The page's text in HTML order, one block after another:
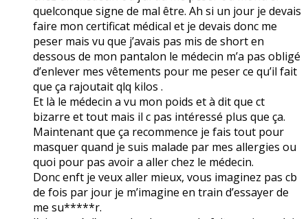
quelconque signe de mal être. Ah si un jour je devais
faire mon certificat médical et je devais donc me
peser mais vu que j’avais pas mis de short en
dessous de mon pantalon le médecin m’a pas obligé
d’enlever mes vêtements pour me peser ce qu’il fait
que ça rajoutait qlq kilos .
Et là le médecin a vu mon poids et à dit que ct
bizarre et tout mais il c pas intéressé plus que ça.
Maintenant que ça recommence je fais tout pour
masquer quand je suis malade par mes allergies ou
quoi pour pas avoir a aller chez le médecin.
Donc enft je veux aller mieux, vous imaginez pas cb
de fois par jour je m’imagine en train d’essayer de
me su*****r.